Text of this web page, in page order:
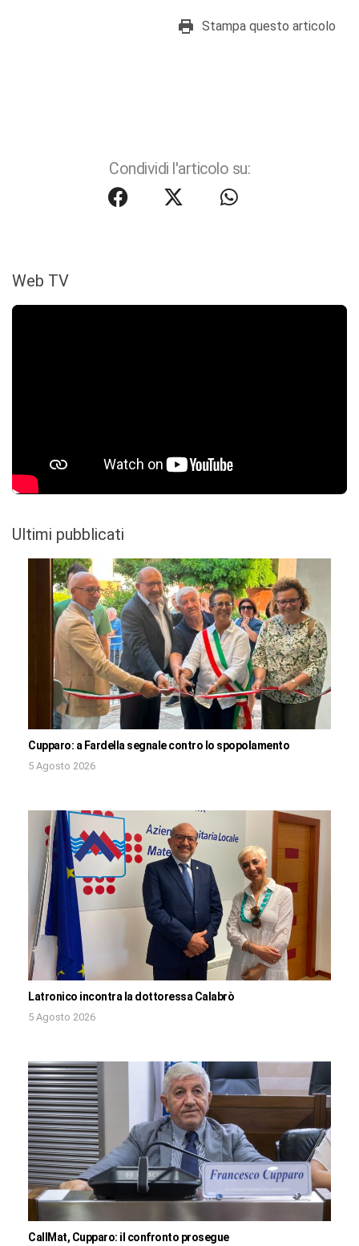
Stampa questo articolo
Condividi l'articolo su:
Web TV
Ultimi pubblicati
Cupparo: a Fardella segnale contro lo spopolamento
5 Agosto 2026
Latronico incontra la dottoressa Calabrò
5 Agosto 2026
CallMat, Cupparo: il confronto prosegue